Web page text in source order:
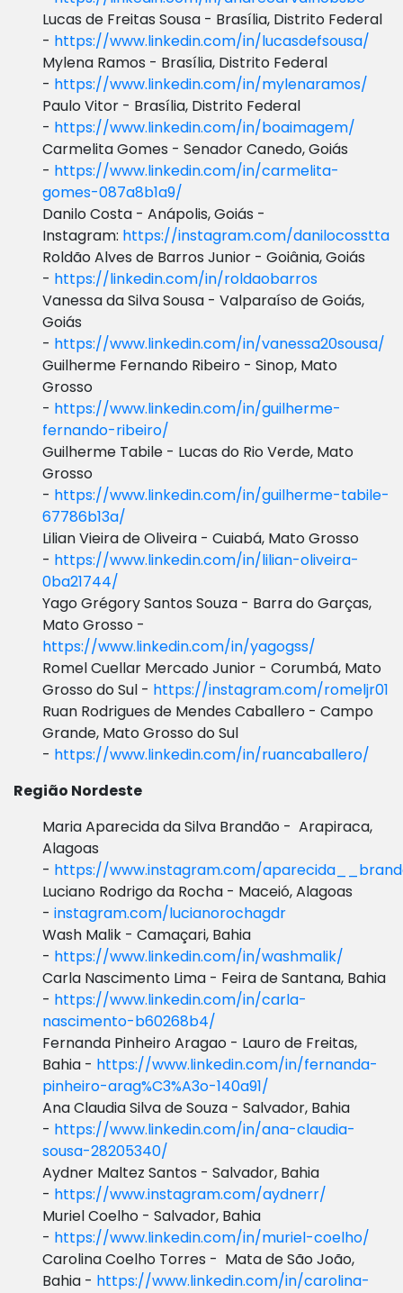
Lucas de Freitas Sousa - Brasília, Distrito Federal
- https://www.linkedin.com/in/lucasdefsousa/
Mylena Ramos - Brasília, Distrito Federal
- https://www.linkedin.com/in/mylenaramos/
Paulo Vitor - Brasília, Distrito Federal
- https://www.linkedin.com/in/boaimagem/
Carmelita Gomes - Senador Canedo, Goiás
- https://www.linkedin.com/in/carmelita-
gomes-087a8b1a9/
Danilo Costa - Anápolis, Goiás -
Instagram: https://instagram.com/danilocosstta
Roldão Alves de Barros Junior - Goiânia, Goiás
- https://linkedin.com/in/roldaobarros
Vanessa da Silva Sousa - Valparaíso de Goiás,
Goiás
- https://www.linkedin.com/in/vanessa20sousa/
Guilherme Fernando Ribeiro - Sinop, Mato
Grosso
- https://www.linkedin.com/in/guilherme-
fernando-ribeiro/
Guilherme Tabile - Lucas do Rio Verde, Mato
Grosso
- https://www.linkedin.com/in/guilherme-tabile-
67786b13a/
Lilian Vieira de Oliveira - Cuiabá, Mato Grosso
- https://www.linkedin.com/in/lilian-oliveira-
0ba21744/
Yago Grégory Santos Souza - Barra do Garças,
Mato Grosso -
https://www.linkedin.com/in/yagogss/
Romel Cuellar Mercado Junior - Corumbá, Mato
Grosso do Sul - https://instagram.com/romeljr01
Ruan Rodrigues de Mendes Caballero - Campo
Grande, Mato Grosso do Sul
- https://www.linkedin.com/in/ruancaballero/
Região Nordeste
Maria Aparecida da Silva Brandão - Arapiraca,
Alagoas
- https://www.instagram.com/
Luciano Rodrigo da Rocha - Maceió, Alagoas
- instagram.com/lucianorochagdr
Wash Malik - Camaçari, Bahia
- https://www.linkedin.com/in/washmalik/
Carla Nascimento Lima - Feira de Santana, Bahia
- https://www.linkedin.com/in/carla-
nascimento-b60268b4/
Fernanda Pinheiro Aragao - Lauro de Freitas,
Bahia - https://www.linkedin.com/in/fernanda-
pinheiro-arag%C3%A3o-140a91/
Ana Claudia Silva de Souza - Salvador, Bahia
- https://www.linkedin.com/in/ana-claudia-
sousa-28205340/
Aydner Maltez Santos - Salvador, Bahia
- https://www.instagram.com/aydnerr/
Muriel Coelho - Salvador, Bahia
- https://www.linkedin.com/in/muriel-coelho/
Carolina Coelho Torres - Mata de São João,
Bahia - https://www.linkedin.com/in/carolina-